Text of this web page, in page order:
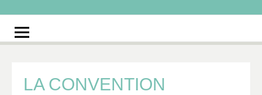
régionale des MJC
Bourgogne-Franche-
LA CONVENTION